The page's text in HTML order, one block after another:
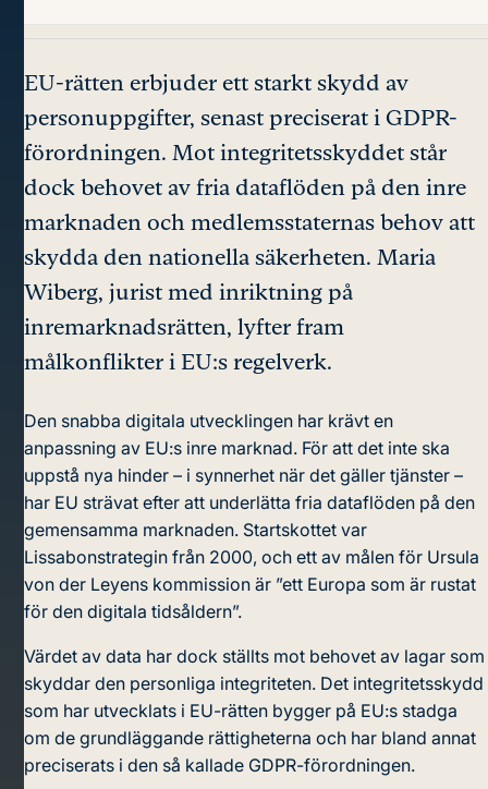
EU-rätten erbjuder ett starkt skydd av
personuppgifter, senast preciserat i GDPR-
förordningen. Mot integritetsskyddet står
dock behovet av fria dataflöden på den inre
marknaden och medlemsstaternas behov att
skydda den nationella säkerheten. Maria
Wiberg, jurist med inriktning på
inremarknadsrätten, lyfter fram
målkonflikter i EU:s regelverk.
Den snabba digitala utvecklingen har krävt en
anpassning av EU:s inre marknad. För att det inte ska
uppstå nya hinder – i synnerhet när det gäller tjänster –
har EU strävat efter att underlätta fria dataflöden på den
gemensamma marknaden. Startskottet var
Lissabonstrategin från 2000, och ett av målen för Ursula
von der Leyens kommission är ”ett Europa som är rustat
för den digitala tidsåldern”.
Värdet av data har dock ställts mot behovet av lagar som
skyddar den personliga integriteten. Det integritetsskydd
som har utvecklats i EU-rätten bygger på EU:s stadga
om de grundläggande rättigheterna och har bland annat
preciserats i den så kallade GDPR-förordningen.